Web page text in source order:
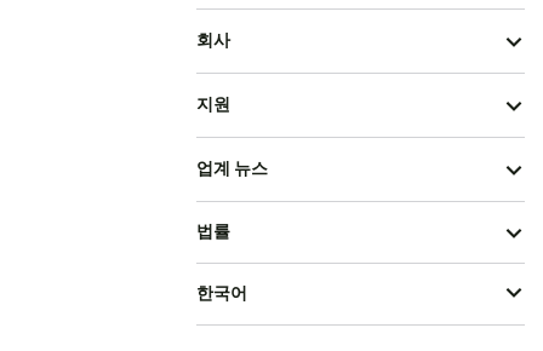
회사
지원
업계 뉴스
법률
한국어